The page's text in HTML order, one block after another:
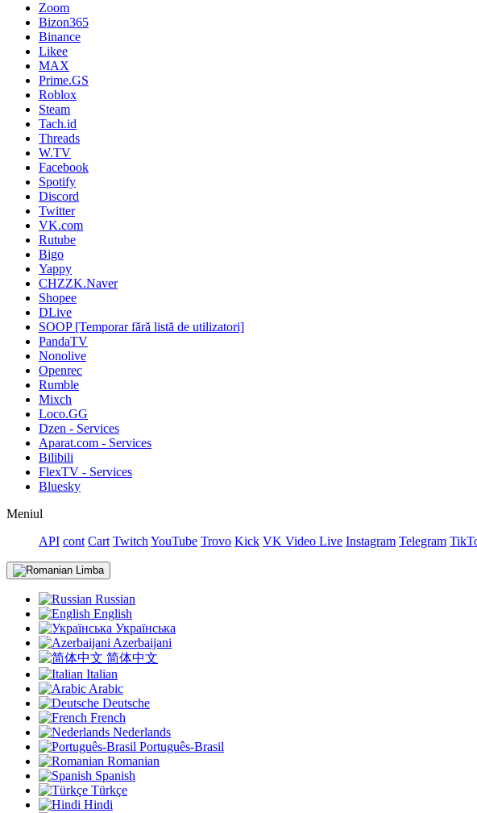
Zoom
Bizon365
Binance
Likee
MAX
Prime.GS
Roblox
Steam
Tach.id
Threads
W.TV
Facebook
Spotify
Discord
Twitter
VK.com
Rutube
Bigo
Yappy
CHZZK.Naver
Shopee
DLive
SOOP [Temporar fără listă de utilizatori]
PandaTV
Nonolive
Openrec
Rumble
Mixch
Loco.GG
Dzen - Services
Aparat.com - Services
Bilibili
FlexTV - Services
Bluesky
Meniul
API cont Cart Twitch YouTube Trovo Kick VK Video Live Instagram Telegram
Limba
Russian
English
Українська
Azerbaijani
简体中文
Italian
Arabic
Deutsche
French
Nederlands
Português-Brasil
Romanian
Spanish
Türkçe
Hindi